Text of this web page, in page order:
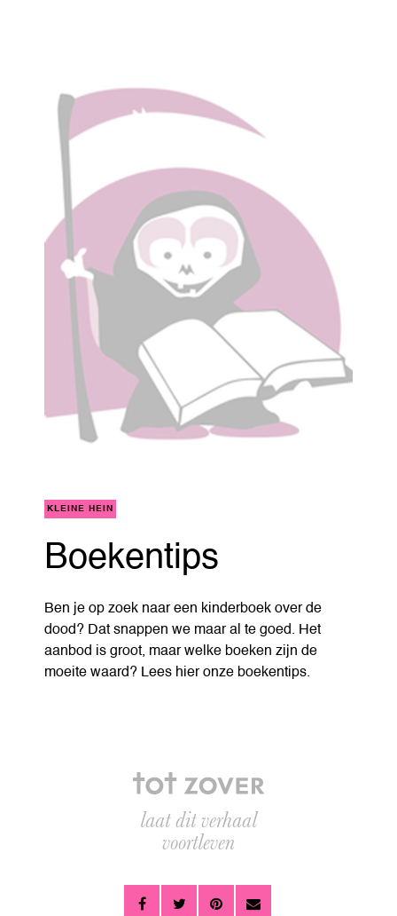
KLEINE HEIN
Boekentips
Ben je op zoek naar een kinderboek over de
dood? Dat snappen we maar al te goed. Het
aanbod is groot, maar welke boeken zijn de
moeite waard? Lees hier onze boekentips.
laat dit verhaal
voortleven